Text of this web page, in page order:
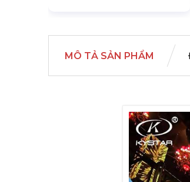
MÔ TẢ SẢN PHẨM